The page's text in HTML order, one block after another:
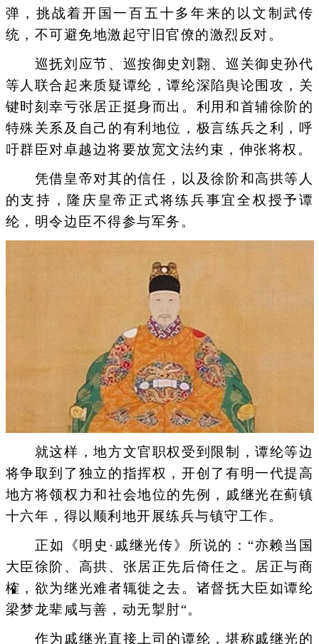
弹，挑战着开国一百五十多年来的以文制武传
统，不可避免地激起守旧官僚的激烈反对。
巡抚刘应节、巡按御史刘翾、巡关御史孙代
等人联合起来质疑谭纶，谭纶深陷舆论围攻，关
键时刻幸亏张居正挺身而出。利用和首辅徐阶的
特殊关系及自己的有利地位，极言练兵之利，呼
吁群臣对卓越边将要放宽文法约束，伸张将权。
凭借皇帝对其的信任，以及徐阶和高拱等人
的支持，隆庆皇帝正式将练兵事宜全权授予谭
纶，明令边臣不得参与军务。
就这样，地方文官职权受到限制，谭纶等边
将争取到了独立的指挥权，开创了有明一代提高
地方将领权力和社会地位的先例，戚继光在蓟镇
十六年，得以顺利地开展练兵与镇守工作。
正如《明史·戚继光传》所说的：“亦赖当国
大臣徐阶、高拱、张居正先后倚任之。居正与商
榷，欲为继光难者辄徙之去。诸督抚大臣如谭纶
梁梦龙辈咸与善，动无掣肘“。
作为戚继光直接上司的谭纶，堪称戚继光的